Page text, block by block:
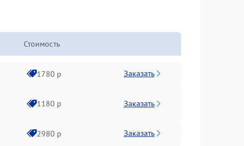
Стоимость
1780 р Заказать
1180 р Заказать
2980 р Заказать